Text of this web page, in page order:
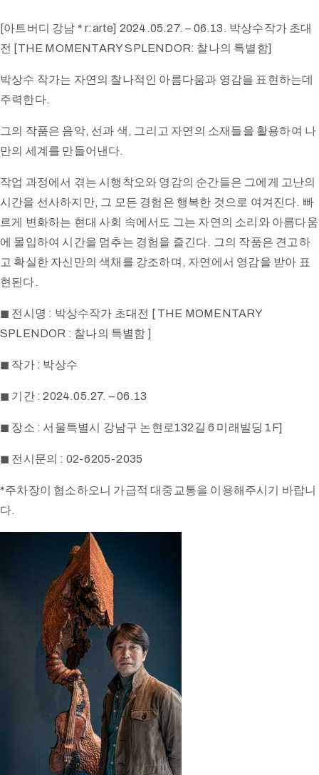
[아트버디 강남 * r:arte] 2024.05.27. – 06.13. 박상수작가 초대
전 [THE MOMENTARY SPLENDOR: 찰나의 특별함]
박상수 작가는 자연의 찰나적인 아름다움과 영감을 표현하는데
주력한다.
그의 작품은 음악, 선과 색, 그리고 자연의 소재들을 활용하여 나
만의 세계를 만들어낸다.
작업 과정에서 겪는 시행착오와 영감의 순간들은 그에게 고난의
시간을 선사하지만, 그 모든 경험은 행복한 것으로 여겨진다. 빠
르게 변화하는 현대 사회 속에서도 그는 자연의 소리와 아름다움
에 몰입하여 시간을 멈추는 경험을 즐긴다. 그의 작품은 견고하
고 확실한 자신만의 색채를 강조하며, 자연에서 영감을 받아 표
현된다.
◼ 전시명 : 박상수작가 초대전 [ THE MOMENTARY
SPLENDOR : 찰나의 특별함 ]
◼ 작가 : 박상수
◼ 기간 : 2024.05.27. – 06.13
◼ 장소 : 서울특별시 강남구 논현로132길 6 미래빌딩 1F]
◼ 전시문의 : 02-6205-2035
*주차장이 협소하오니 가급적 대중교통을 이용해주시기 바랍니
다.